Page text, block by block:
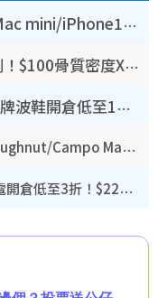
豐澤優惠勁減低至44折！Mac mini/iPhone17Pro大減價！廚房家電$220起
港大推賽馬會強化骨骼計劃！$100骨質密度X光檢查 完成免費運動訓練送超市禮券！附參加資格
開倉優惠 | 尖沙咀海港城名牌波鞋開倉低至1折！On鞋$899起／Joy&Peace鞋履$98起
開倉優惠｜銅鑼灣時代廣場Doughnut/Campo Marzio開倉低至1折！背囊、書包、手袋劈價$200起
廚具開倉｜特福Tefal廚具/家電開倉低至3折！$220起買平底鍋/炒鑊/湯煲！電飯煲/吸塵機/燙斗$418起